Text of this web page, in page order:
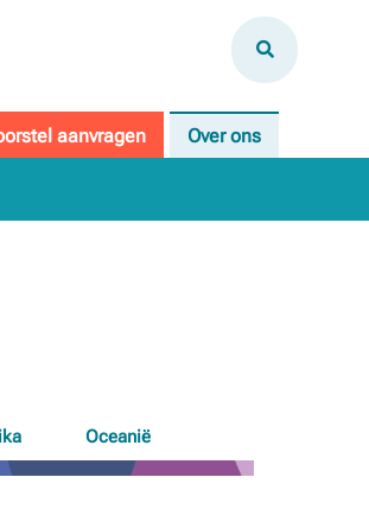
aanvragen Over ons
Oceanië